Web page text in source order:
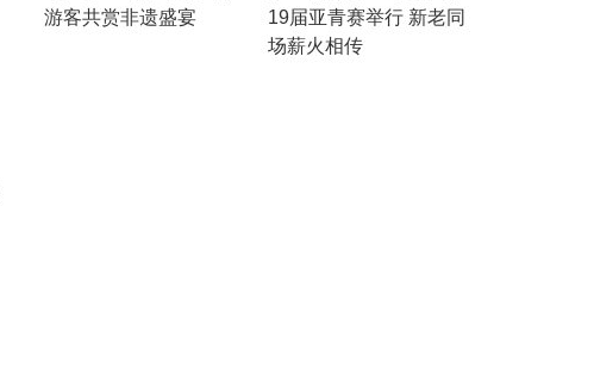
游客共赏非遗盛宴
19届亚青赛举行 新老同
场薪火相传